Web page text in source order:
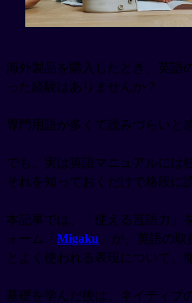
海外製品を購入したとき、英語
った経験はありませんか？
専門用語が多くて読みづらいと
でも、実は英語マニュアルには
それを知っておくだけで格段に
本記事では、「使える言語力」
ォーム「 Migaku 」が、英語の
とよく使われる表現について、
基礎を学んだ後は、ネイティブ